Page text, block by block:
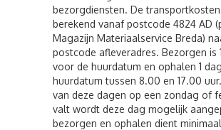
bezorgdiensten. De
berekend vanaf postcode 4824 AD
Magazijn Materiaalservice Breda)
postcode afleveradres. Bezorgen is
voor de huurdatum en ophalen 1
huurdatum tussen 8.00 en 17.00
van deze dagen op een zondag of
valt wordt deze dag mogelijk
bezorgen en ophalen dient minimaal